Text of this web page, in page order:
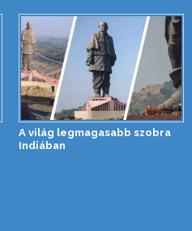
A világ legmagasabb szobra
Indiában